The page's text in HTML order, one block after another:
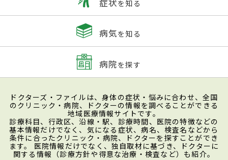
を知る
病気を知る
病院を探す
ドクターズ・ファイルは、身体の症状・悩みに合わせ、全国
のクリニック・病院、ドクターの情報を調べることができる
地域医療情報サイトです。
診療科目、行政区、沿線・駅、診療時間、医院の特徴などの
基本情報だけでなく、気になる症状、病名、検査名などから
条件に合ったクリニック・病院、ドクターを探すことができ
ます。 医院情報だけでなく、独自取材に基づき、ドクターに
関する情報（診療方針や得意な治療・検査など）も紹介。